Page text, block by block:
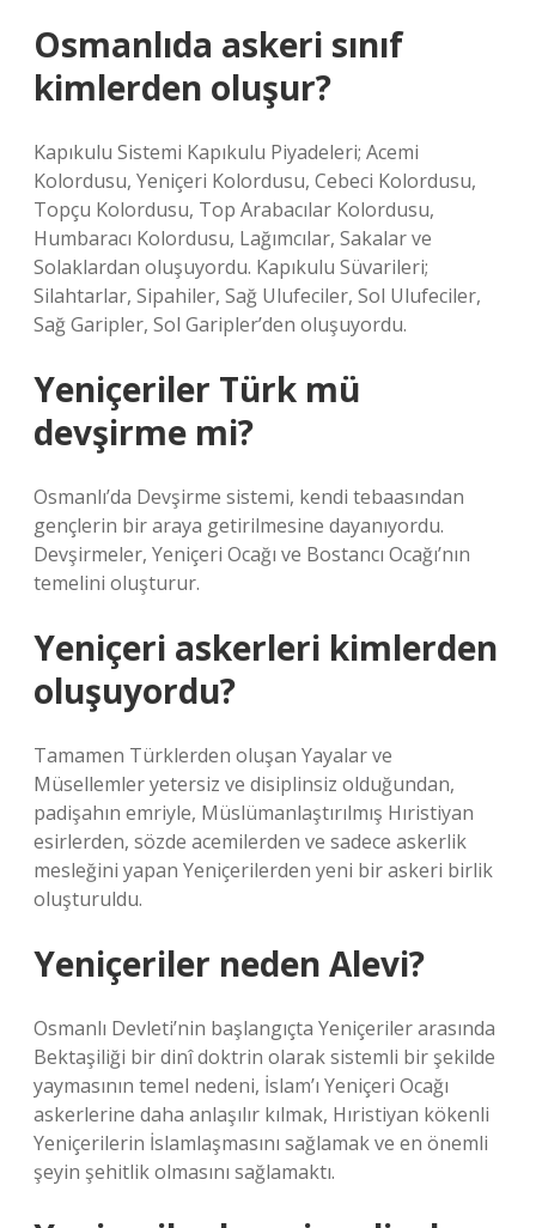
Osmanlıda askeri sınıf
kimlerden oluşur?
Kapıkulu Sistemi Kapıkulu Piyadeleri; Acemi
Kolordusu, Yeniçeri Kolordusu, Cebeci Kolordusu,
Topçu Kolordusu, Top Arabacılar Kolordusu,
Humbaracı Kolordusu, Lağımcılar, Sakalar ve
Solaklardan oluşuyordu. Kapıkulu Süvarileri;
Silahtarlar, Sipahiler, Sağ Ulufeciler, Sol Ulufeciler,
Sağ Garipler, Sol Garipler’den oluşuyordu.
Yeniçeriler Türk mü
devşirme mi?
Osmanlı’da Devşirme sistemi, kendi tebaasından
gençlerin bir araya getirilmesine dayanıyordu.
Devşirmeler, Yeniçeri Ocağı ve Bostancı Ocağı’nın
temelini oluşturur.
Yeniçeri askerleri kimlerden
oluşuyordu?
Tamamen Türklerden oluşan Yayalar ve
Müsellemler yetersiz ve disiplinsiz olduğundan,
padişahın emriyle, Müslümanlaştırılmış Hıristiyan
esirlerden, sözde acemilerden ve sadece askerlik
mesleğini yapan Yeniçerilerden yeni bir askeri birlik
oluşturuldu.
Yeniçeriler neden Alevi?
Osmanlı Devleti’nin başlangıçta Yeniçeriler arasında
Bektaşiliği bir dinî doktrin olarak sistemli bir şekilde
yaymasının temel nedeni, İslam’ı Yeniçeri Ocağı
askerlerine daha anlaşılır kılmak, Hıristiyan kökenli
Yeniçerilerin İslamlaşmasını sağlamak ve en önemli
şeyin şehitlik olmasını sağlamaktı.